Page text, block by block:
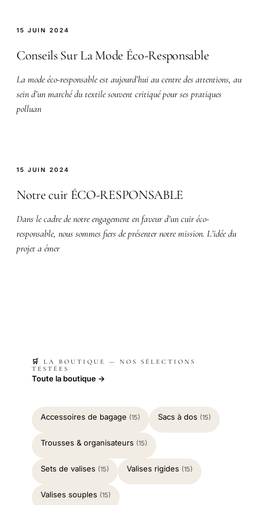
15 JUIN 2024
Conseils Sur La Mode Éco-Responsable
La mode éco-responsable est aujourd’hui au centre des attentions, au
sein d’un marché du textile souvent critiqué pour ses pratiques
polluan
15 JUIN 2024
Notre cuir ÉCO-RESPONSABLE
Dans le cadre de notre engagement en faveur d’un cuir éco-
responsable, nous sommes fiers de présenter notre mission. L’idée du
projet a émer
🛒 LA BOUTIQUE — NOS SÉLECTIONS
TESTÉES
Toute la boutique →
Accessoires de bagage (15) Sacs à dos (15)
Trousses & organisateurs (15)
Sets de valises (15) Valises rigides (15)
Valises souples (15)